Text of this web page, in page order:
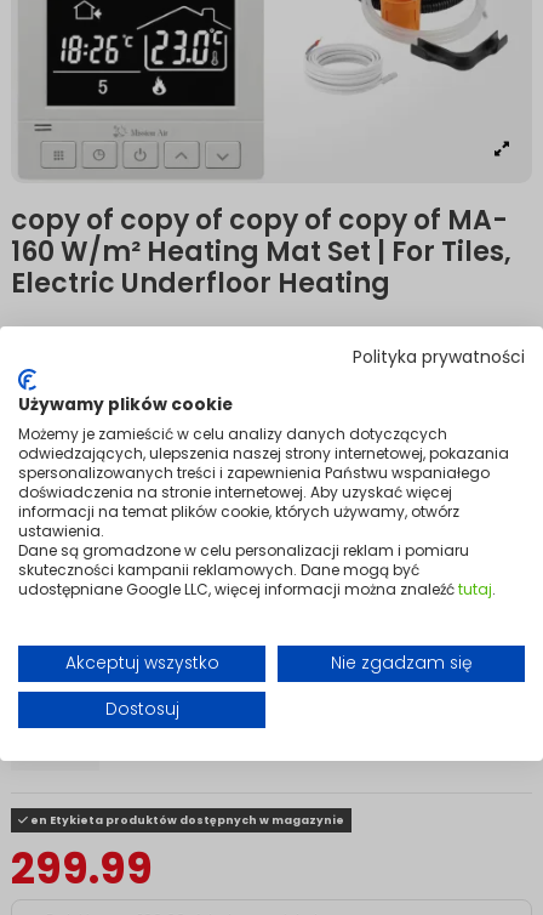
Polityka prywatności
Używamy plików cookie
Możemy je zamieścić w celu analizy danych dotyczących
odwiedzających, ulepszenia naszej strony internetowej, pokazania
spersonalizowanych treści i zapewnienia Państwu wspaniałego
doświadczenia na stronie internetowej. Aby uzyskać więcej
informacji na temat plików cookie, których używamy, otwórz
ustawienia.
Dane są gromadzone w celu personalizacji reklam i pomiaru
skuteczności kampanii reklamowych. Dane mogą być
udostępniane Google LLC, więcej informacji można znaleźćtutaj.
Akceptuj wszystko
Nie zgadzam się
Dostosuj
copy of copy of copy of copy of MA-
160 W/m² Heating Mat Set | For Tiles,
Electric Underfloor Heating
Efficient warmth beneath tiles and porcelain.
A modern, high-performance solution for electric underfloor heating
beneath ceramic tiles and porcelain stoneware. Built to sit within the
adhesive layer, the mats deliver durable, safe heating that's
completely integrated into the floor structure.
The mats lay flat evenly and adapt easily to the layout of any room.
Installation is quick and requires no specialist tools, delivering
comfortable, evenly distributed warmth across the entire floor surface.
Variants
Powierzchnia grzewcza
en Etykieta produktów dostępnych w magazynie
299.99